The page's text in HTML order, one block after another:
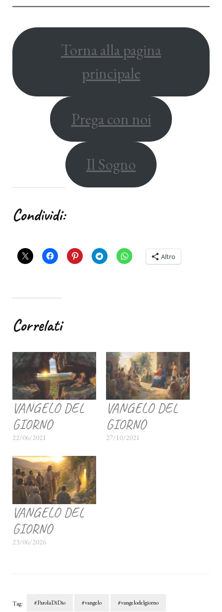
Torna alla pagina
principale
Prega con noi
Il Sogno
Condividi:
Altro
Correlati
VANGELO DEL
GIORNO
22/06/2021
VANGELO DEL
GIORNO
27/10/2021
VANGELO DEL
GIORNO
23/06/2026
Tag: #ParolaDiDio #vangelo #vangelodelgiorno